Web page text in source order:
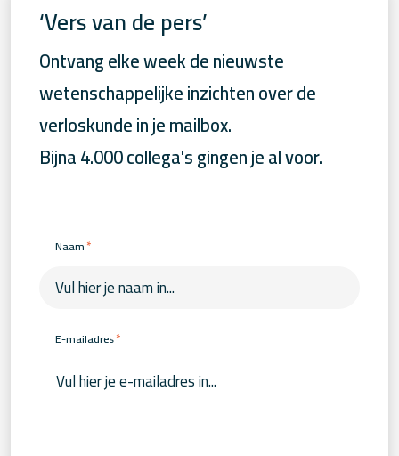
‘Vers van de pers’
Ontvang elke week de nieuwste
wetenschappelijke inzichten over de
verloskunde in je mailbox.
Bijna 4.000 collega's gingen je al voor.
Naam*
E-mailadres*